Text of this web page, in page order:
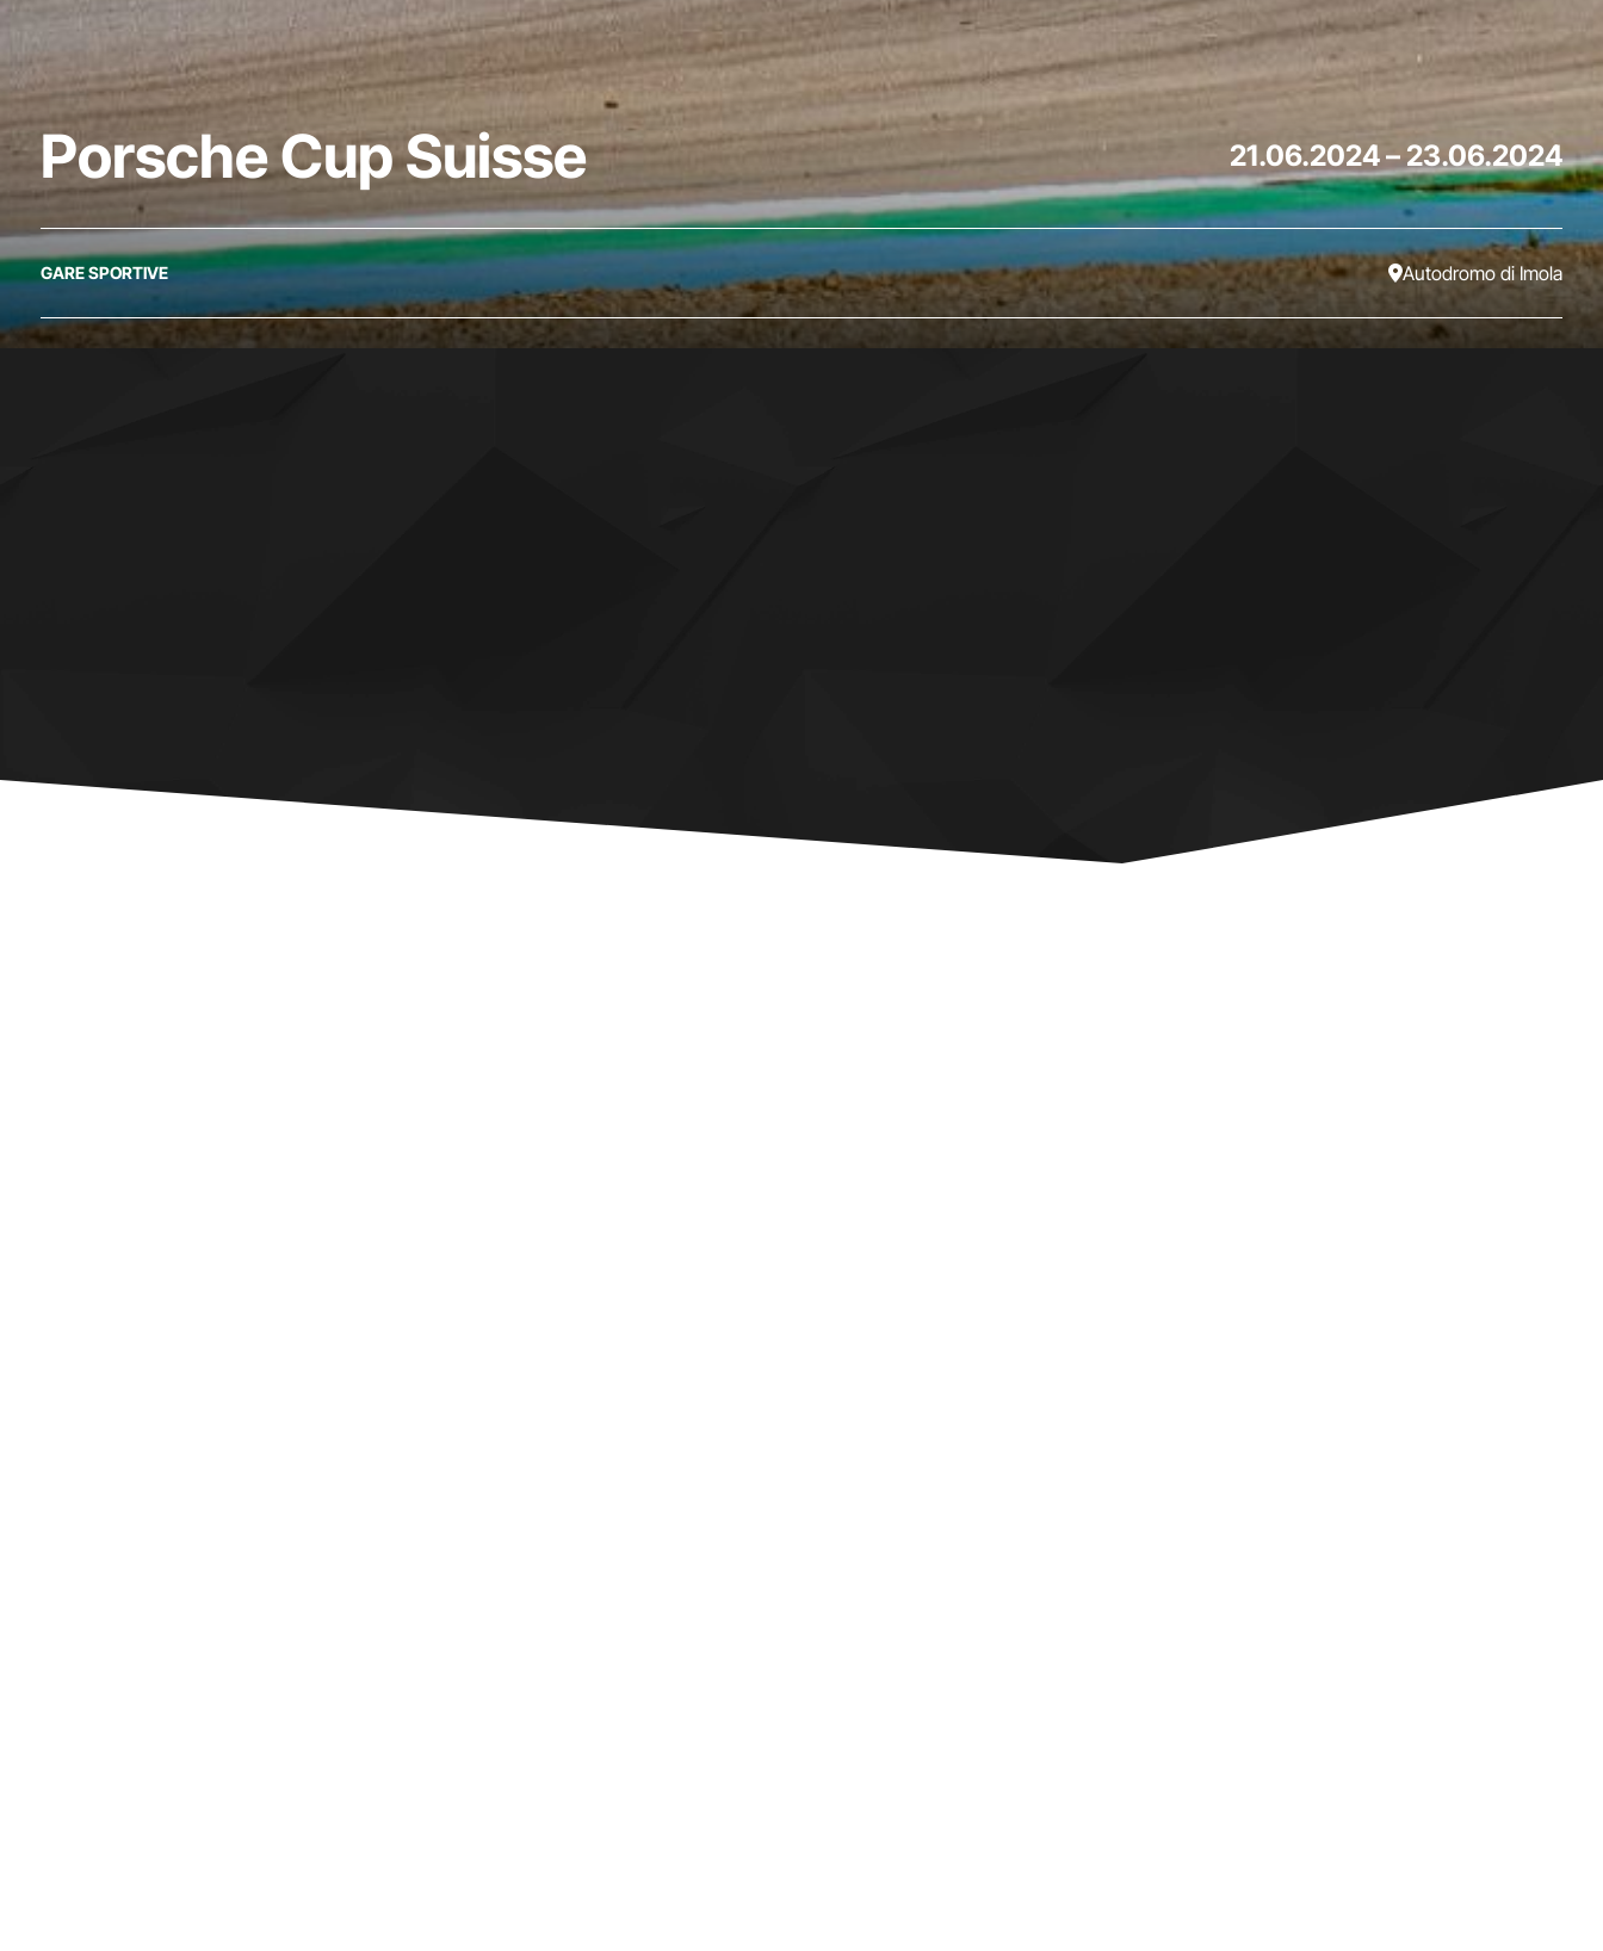
Porsche Cup Suisse 21.06.2024– 23.06.2024
GARE SPORTIVE Autodromo di Imola